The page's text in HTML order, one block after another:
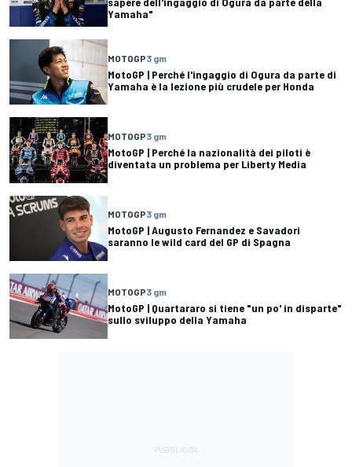
Yamaha"
MOTOGP3 gm
MotoGP | Perché l'ingaggio di Ogura da parte di
Yamaha è la lezione più crudele per Honda
MOTOGP3 gm
MotoGP | Perché la nazionalità dei piloti è
diventata un problema per Liberty Media
MOTOGP3 gm
MotoGP | Augusto Fernandez e Savadori
saranno le wild card del GP di Spagna
MOTOGP3 gm
MotoGP | Quartararo si tiene "un po' in disparte"
sullo sviluppo della Yamaha